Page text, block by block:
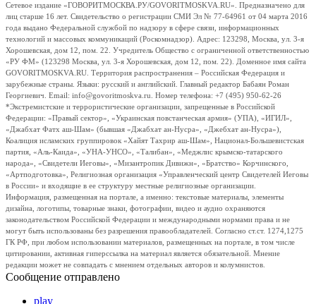
Сетевое издание «ГОВОРИТМОСКВА.РУ/GOVORITMOSKVA.RU». Предназначено для
лиц старше 16 лет. Свидетельство о регистрации СМИ Эл № 77-64961 от 04 марта 2016
года выдано Федеральной службой по надзору в сфере связи, информационных
технологий и массовых коммуникаций (Роскомнадзор). Адрес: 123298, Москва, ул. 3-я
Хорошевская, дом 12, пом. 22. Учредитель Общество с ограниченной ответственностью
«РУ ФМ» (123298 Москва, ул. 3-я Хорошевская, дом 12, пом. 22). Доменное имя сайта
GOVORITMOSKVA.RU. Территория распространения – Российская Федерация и
зарубежные страны. Языки: русский и английский. Главный редактор Бабаян Роман
Георгиевич. Email: info@govoritmoskva.ru. Номер телефона: +7 (495) 950-62-26
*Экстремистские и террористические организации, запрещенные в Российской
Федерации: «Правый сектор», «Украинская повстанческая армия» (УПА), «ИГИЛ»,
«Джабхат Фатх аш-Шам» (бывшая «Джабхат ан-Нусра», «Джебхат ан-Нусра»),
Коалиция исламских группировок «Хайят Тахрир аш-Шам», Национал-Большевистская
партия, «Аль-Каида», «УНА-УНСО», «Талибан», «Меджлис крымско-татарского
народа», «Свидетели Иеговы», «Мизантропик Дивижн», «Братство» Корчинского,
«Артподготовка», Религиозная организация «Управленческий центр Свидетелей Иеговы
в России» и входящие в ее структуру местные религиозные организации.
Информация, размещенная на портале, а именно: текстовые материалы, элементы
дизайна, логотипы, товарные знаки, фотографии, видео и аудио охраняются
законодательством Российской Федерации и международными нормами права и не
могут быть использованы без разрешения правообладателей. Согласно ст.ст. 1274,1275
ГК РФ, при любом использовании материалов, размещенных на портале, в том числе
цитировании, активная гиперссылка на материал является обязательной. Мнение
редакции может не совпадать с мнением отдельных авторов и колумнистов.
Сообщение отправлено
play